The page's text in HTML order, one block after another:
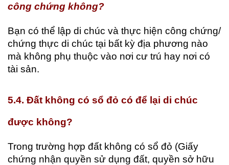
công chứng không?
Bạn có thể lập di chúc và thực hiện công chứng/
chứng thực di chúc tại bất kỳ địa phương nào
mà không phụ thuộc vào nơi cư trú hay nơi có
tài sản.
5.4. Đất không có sổ đỏ có để lại di chúc
được không?
Trong trường hợp đất không có sổ đỏ (Giấy
chứng nhận quyền sử dụng đất, quyền sở hữu